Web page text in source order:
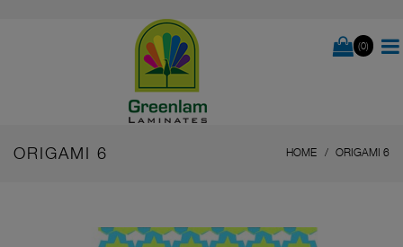
(0)
ORIGAMI 6 HOME ORIGAMI 6